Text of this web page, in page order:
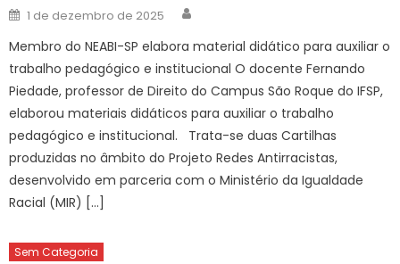
Posted
on
1 de dezembro de 2025
Membro do NEABI-SP elabora material didático para auxiliar o
trabalho pedagógico e institucional O docente Fernando
Piedade, professor de Direito do Campus São Roque do IFSP,
elaborou materiais didáticos para auxiliar o trabalho
pedagógico e institucional. Trata-se duas Cartilhas
produzidas no âmbito do Projeto Redes Antirracistas,
desenvolvido em parceria com o Ministério da Igualdade
Racial (MIR) […]
Sem Categoria